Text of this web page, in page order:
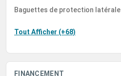
Baguettes de protection latérale
Tout Afficher (+68)
FINANCEMENT